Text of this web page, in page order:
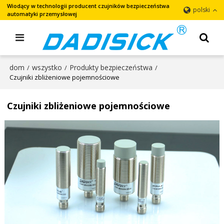
Wiodący w technologii producent czujników bezpieczeństwa
automatyki przemysłowej
polski
dom / wszystko / Produkty bezpieczeństwa /
Czujniki zbliżeniowe pojemnościowe
Czujniki zbliżeniowe pojemnościowe